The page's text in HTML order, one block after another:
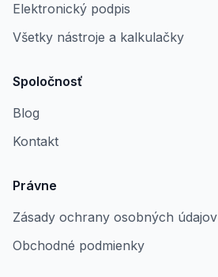
Elektronický podpis
Všetky nástroje a kalkulačky
Spoločnosť
Blog
Kontakt
Právne
Zásady ochrany osobných údajov
Obchodné podmienky